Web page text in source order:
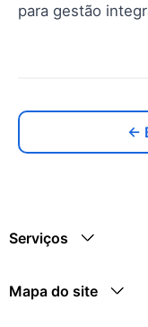
para gestão
←
Serviços
Mapa do site